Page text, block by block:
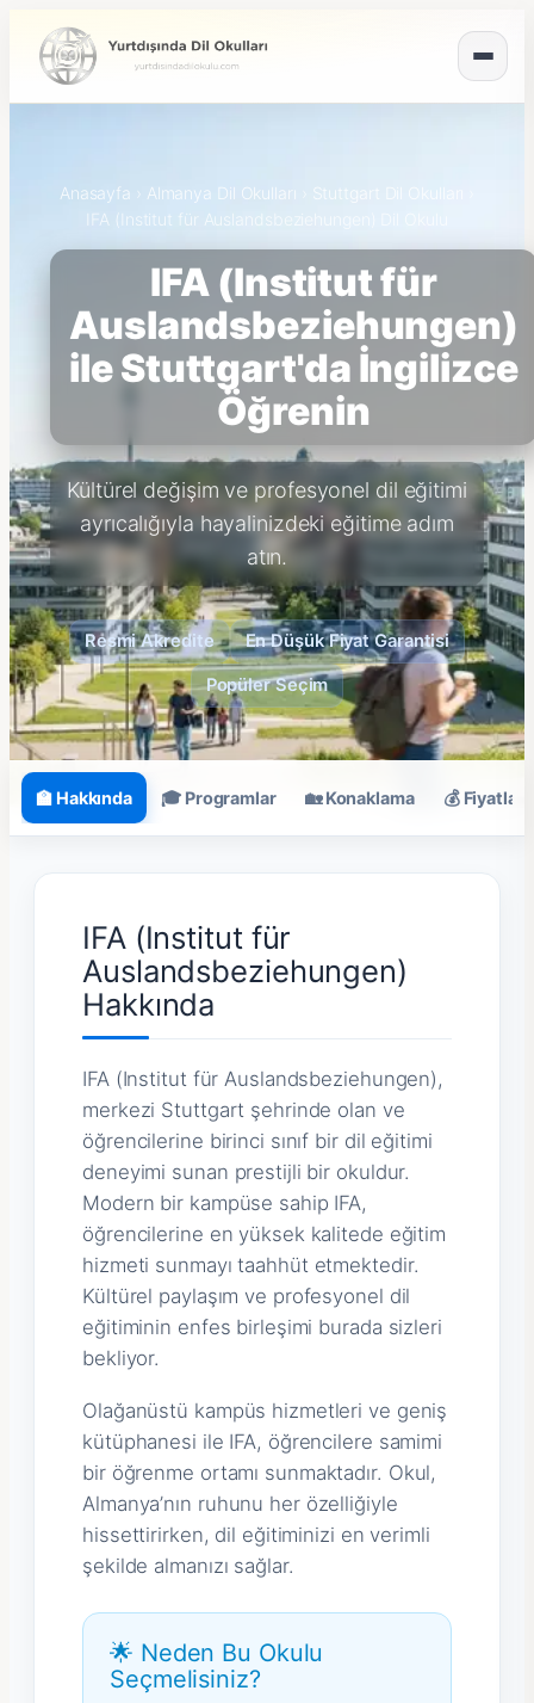
Anasayfa › Almanya Dil Okulları Stuttgart Dil Okulları
IFA (Institut für Auslandsbeziehungen) Dil Okulu
IFA (Institut für
Auslandsbeziehungen)
ile Stuttgart'da İngilizce
Öğrenin
Kültürel değişim ve profesyonel dil eğitimi
ayrıcalığıyla hayalinizdeki eğitime adım
atın.
Resmi Akredite En Düşük Fiyat Garantisi
Popüler Seçim
🏫 Hakkında 🎓 Programlar 🏡 Konaklama 💰 Fiyatlar
IFA (Institut für
Auslandsbeziehungen)
Hakkında
IFA (Institut für Auslandsbeziehungen),
merkezi Stuttgart şehrinde olan ve
öğrencilerine birinci sınıf bir dil eğitimi
deneyimi sunan prestijli bir okuldur.
Modern bir kampüse sahip IFA,
öğrencilerine en yüksek kalitede eğitim
hizmeti sunmayı taahhüt etmektedir.
Kültürel paylaşım ve profesyonel dil
eğitiminin enfes birleşimi burada sizleri
bekliyor.
Olağanüstü kampüs hizmetleri ve geniş
kütüphanesi ile IFA, öğrencilere samimi
bir öğrenme ortamı sunmaktadır. Okul,
Almanya’nın ruhunu her özelliğiyle
hissettirirken, dil eğitiminizi en verimli
şekilde almanızı sağlar.
🌟 Neden Bu Okulu
Seçmelisiniz?